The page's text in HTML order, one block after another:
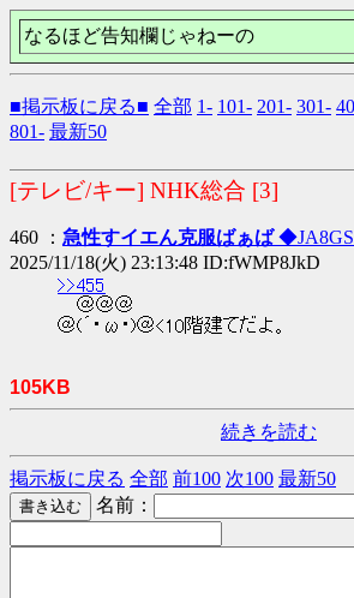
なるほど告知欄じゃねーの
■掲示板に戻る■ 全部 1- 101- 201- 301-
801- 最新50
[テレビ/キー] NHK総合 [3]
460 ： 急性すイエん克服ばぁば
2025/11/18(火) 23:13:48 ID:fWMP8JkD
>>455
＠＠＠
＠(´・ω・)＠<10階建てだよ。
105KB
続きを読む
掲示板に戻る 全部 前100 次100 最新50
名前：